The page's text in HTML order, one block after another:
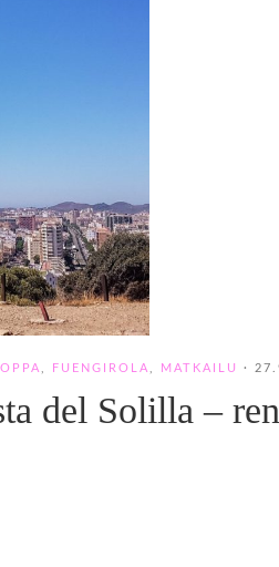
FUENGIROLA MATKAILU ·
del Solilla –